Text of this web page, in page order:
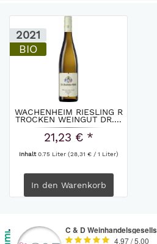
2021
BIO
WACHENHEIM RIESLING R
TROCKEN WEINGUT DR....
21,23 € *
Inhalt0.75 Liter (28,31 € / 1 Liter)
In den Warenkorb